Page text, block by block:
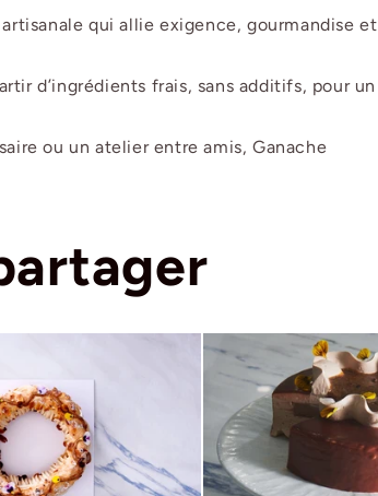
qui allie exigence, gourmandise et
d’ingrédients frais, sans additifs, pour un
ou un atelier entre amis, Ganache